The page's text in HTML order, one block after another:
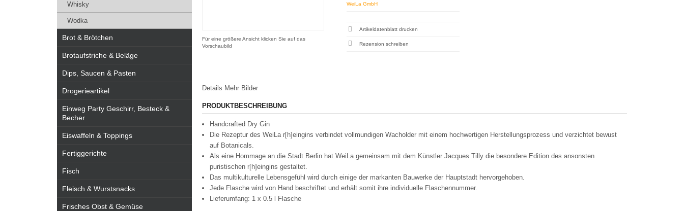
Für eine größere Ansicht klicken Sie auf das
Vorschaubild
WeiLa GmbH
Artikeldatenblatt drucken
Rezension schreiben
Details Mehr Bilder
PRODUKTBESCHREIBUNG
Handcrafted Dry Gin
Die Rezeptur des WeiLa r[h]eingins verbindet vollmundigen Wacholder mit einem hochwertigen Herstellungsprozess und verzichtet bewust
auf Botanicals.
Als eine Hommage an die Stadt Berlin hat WeiLa gemeinsam mit dem Künstler Jacques Tilly die besondere Edition des ansonsten
puristischen r[h]eingins gestaltet.
Das multikulturelle Lebensgefühl wird durch einige der markanten Bauwerke der Hauptstadt hervorgehoben.
Jede Flasche wird von Hand beschriftet und erhält somit ihre individuelle Flaschennummer.
Lieferumfang: 1 x 0.5 l Flasche
Whisky
Wodka
Brot & Brötchen
Brotaufstriche & Beläge
Dips, Saucen & Pasten
Drogerieartikel
Einweg Party Geschirr, Besteck &
Becher
Eiswaffeln & Toppings
Fertiggerichte
Fisch
Fleisch & Wurstsnacks
Frisches Obst & Gemüse